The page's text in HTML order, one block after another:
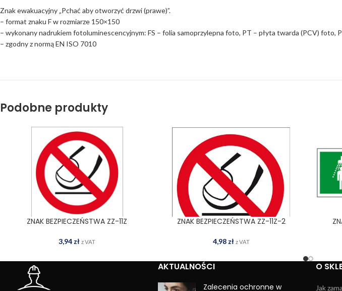
Znak ewakuacyjny „Pchać aby otworzyć drzwi (prawe)”.
– format znaku F w rozmiarze 150×150
– wykonany nadrukiem fotoluminescencyjnym: FS – folia samoprzylepna foto, PT – płyta twarda (PCV) foto,
– zgodny z normą EN ISO 7010
Podobne produkty
DODAJ DO KOSZYKA
ZNAK BEZPIECZEŃSTWA ZZ-11Z
3,94 zł z VAT
DODAJ DO KOSZYKA
ZNAK BEZPIECZEŃSTWA ZZ-11Z-2
4,98 zł z VAT
AKTUALNOŚCI
Zalecenia ochronne w
O
Jak